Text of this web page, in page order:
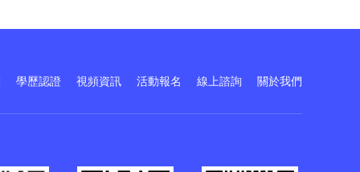
學歷認證 視頻資訊 活動報名 線上諮詢 關於我們